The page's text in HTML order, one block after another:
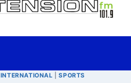
INTERNATIONAL |SPORTS